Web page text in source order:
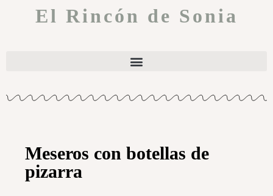
El Rincón de Sonia
Meseros con botellas de
pizarra